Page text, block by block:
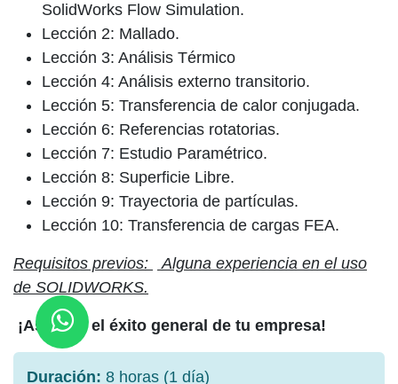
SolidWorks Flow Simulation.
Lección 2: Mallado.
Lección 3: Análisis Térmico
Lección 4: Análisis externo transitorio.
Lección 5: Transferencia de calor conjugada.
Lección 6: Referencias rotatorias.
Lección 7: Estudio Paramétrico.
Lección 8: Superficie Libre.
Lección 9: Trayectoria de partículas.
Lección 10: Transferencia de cargas FEA.
Requisitos previos:
Alguna experiencia en el uso
de SOLIDWORKS.
¡Asegura el éxito general de tu empresa!
Duración: 8 horas (1 día)